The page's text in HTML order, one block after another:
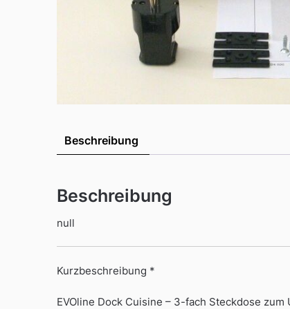
Beschreibung
Beschreibung
null
Kurzbeschreibung *
EVOline Dock Cuisine – 3-fach Steckdose